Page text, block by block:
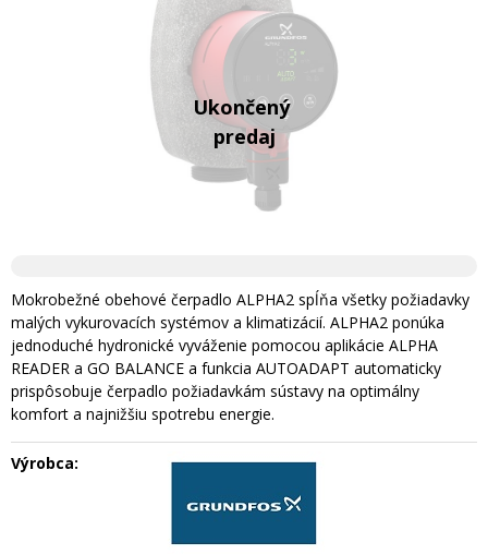
Mokrobežné obehové čerpadlo ALPHA2 spĺňa všetky požiadavky
malých vykurovacích systémov a klimatizácií. ALPHA2 ponúka
jednoduché hydronické vyváženie pomocou aplikácie ALPHA
READER a GO BALANCE a funkcia AUTOADAPT automaticky
prispôsobuje čerpadlo požiadavkám sústavy na optimálny
komfort a najnižšiu spotrebu energie.
Výrobca: